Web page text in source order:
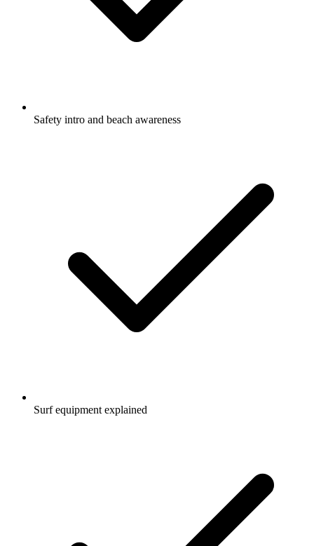
Safety intro and beach awareness
Surf equipment explained